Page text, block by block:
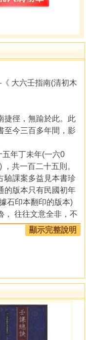
大六壬指南(清初木
徑，無踰於此。此
至今三百多年間，影
年丁未年(一六0
共一百二十五則。
驗課案多益見本書珍
的版本只有民國初年
石印本翻印的版本)
， 往往文意全非，不
今海內未見流傳或著
庚戌(一七九0) 三得堂
同讀，再參虛白廬藏
闡》、《六壬捷
法附金口訣》《六壬
初學者則可先讀民國
笈─韋千里占卜講
顯示完整說明